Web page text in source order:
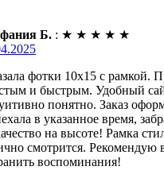
Б. : ★ ★ ★ ★ ★
фотки 10х15 с рамкой.
и быстрым. Удобный
понятно. Заказ
в указанное время,
на высоте! Рамка
смотрится. Рекомендую
воспоминания!